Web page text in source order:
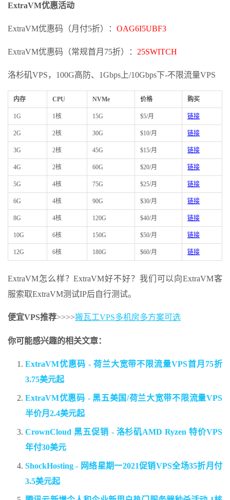
ExtraVM优惠活动
ExtraVM优惠码（月付5折）： OAG6I5UBF3
ExtraVM优惠码（常规首月75折）： 25SWITCH
洛杉矶VPS，100G高防、1Gbps上/10Gbps下-不限流量VPS
内存 CPU NVMe 价格 购买
1G 1核 15G $5/月 链接
2G 2核 30G $10/月 链接
3G 2核 45G $15/月 链接
4G 2核 60G $20/月 链接
5G 4核 75G $25/月 链接
6G 4核 90G $30/月 链接
8G 4核 120G $40/月 链接
10G 6核 150G $50/月 链接
12G 6核 180G $60/月 链接
ExtraVM怎么样？ExtraVM好不好？我们可以向ExtraVM客
服索取ExtraVM测试IP后自行测试。
便宜VPS推荐>>>>搬瓦工VPS多机房多方案可选
你可能感兴趣的相关文章：
ExtraVM优惠码 - 荷兰大宽带不限流量VPS首月75折
3.75美元起
ExtraVM优惠码 - 黑五美国/荷兰大宽带不限流量VPS
半价月2.4美元起
CrownCloud 黑五促销 - 洛杉矶AMD Ryzen 特价VPS
年付30美元
ShockHosting - 网络星期一2021促销VPS全场35折月付
3.5美元起